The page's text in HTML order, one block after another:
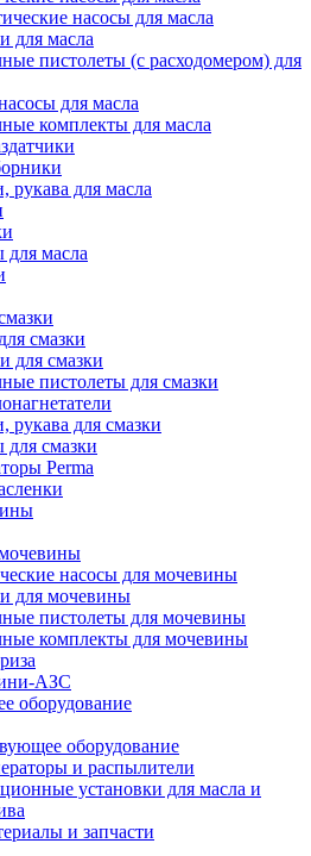
насосы для масла
для масла
пистолеты (с расходомером) для
для масла
комплекты для масла
рукава для масла
масла
смазки
для смазки
пистолеты для смазки
рукава для смазки
смазки
Perma
насосы для мочевины
для мочевины
пистолеты для мочевины
комплекты для мочевины
АЗС
оборудование
оборудование
и распылители
установки для масла и
и запчасти